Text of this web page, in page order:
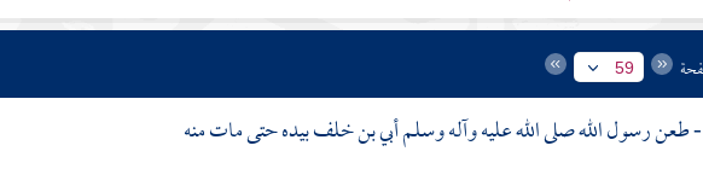
59
أبي بن خلفبيده حتى مات منه